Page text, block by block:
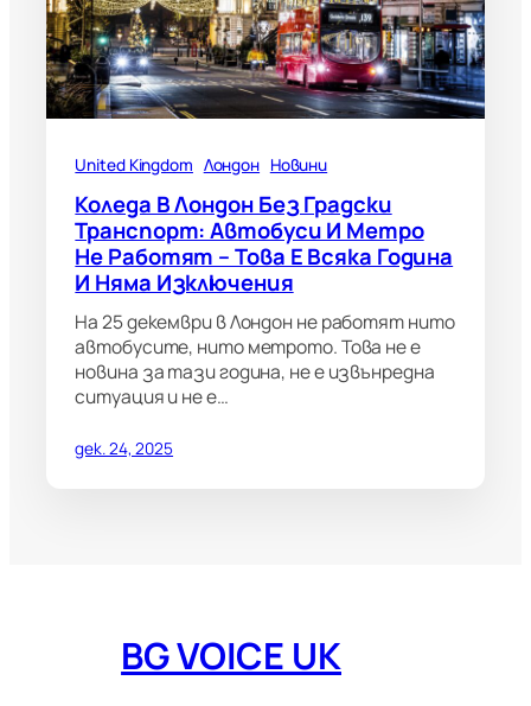
United Kingdom Лондон Новини
Коледа В Лондон Без Градски
Транспорт: Автобуси И Метро
Не Работят – Това Е Всяка Година
И Няма Изключения
На 25 декември в Лондон не работят нито
автобусите, нито метрото. Това не е
новина за тази година, не е извънредна
ситуация и не е…
дек. 24, 2025
BG VOICE UK